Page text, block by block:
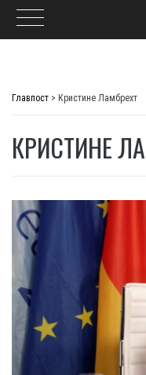
Главпост > Кристине Ламбрехт
КРИСТИНЕ